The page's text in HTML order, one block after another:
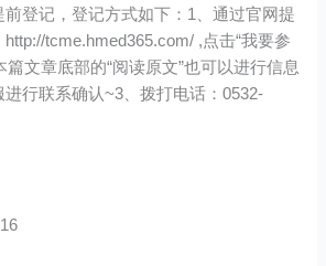
登记，登记方式如下：1、通过官网提
tcme.hmed365.com/ ,点击“我要参
篇文章底部的“阅读原文”也可以进行信息
行联系确认~3、拨打电话：0532-